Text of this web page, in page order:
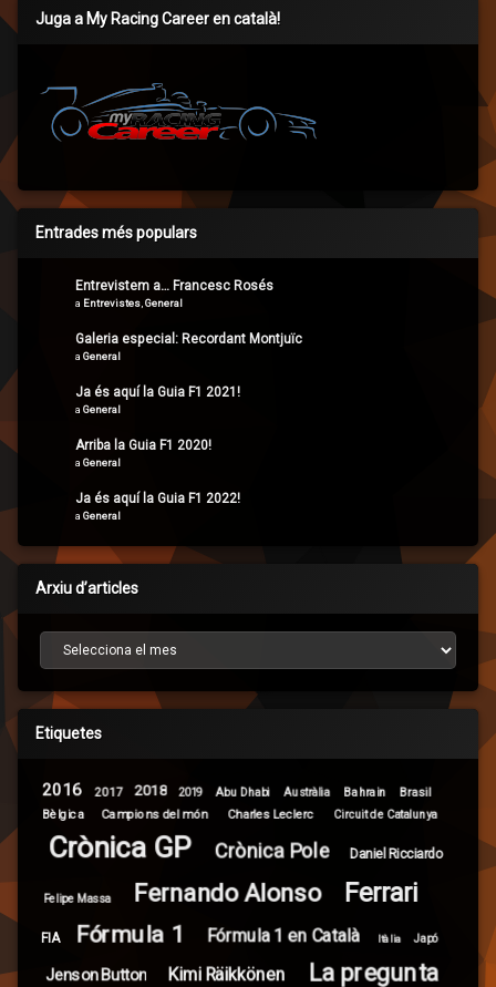
Juga a My Racing Career en català!
Entrades més populars
Entrevistem a… Francesc Rosés
a Entrevistes General
Galeria especial: Recordant Montjuïc
a General
Ja és aquí la Guia F1 2021!
a General
Arriba la Guia F1 2020!
a General
Ja és aquí la Guia F1 2022!
a General
Arxiu d’articles
Arxiu d’articles
Etiquetes
2016 2017 2018 2019 Abu Dhabi Austràlia Bahrain
Brasil
Bèlgica
Campions del món Charles Leclerc Circuit de Catalunya
Crònica GP Crònica Pole Daniel Ricciardo
Felipe Massa Fernando Alonso Ferrari
FIA Fórmula 1 Fórmula 1 en Català Itàlia Japó
Jenson Button Kimi Räikkönen La pregunta